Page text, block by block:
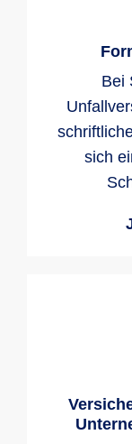
Bei
sich